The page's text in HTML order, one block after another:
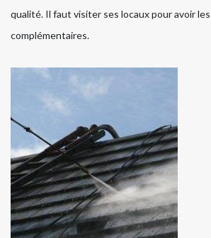
qualité. Il faut visiter ses locaux pour avoir
complémentaires.